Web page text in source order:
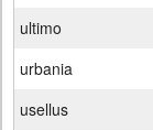
ultimo
urbania
usellus